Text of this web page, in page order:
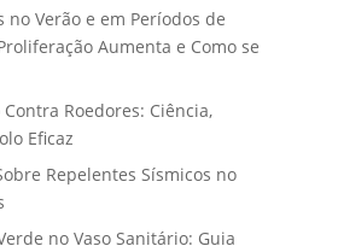
no Verão e em Períodos de
Aumenta e Como se
Roedores: Ciência,
Eficaz
Repelentes Sísmicos no
no Vaso Sanitário: Guia